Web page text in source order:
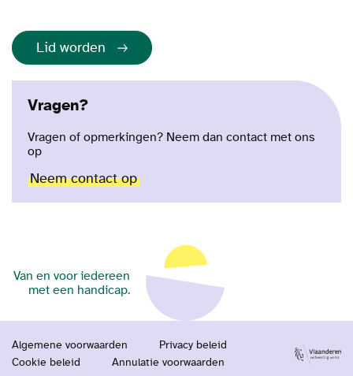
Lid worden
Vragen?
Vragen of opmerkingen? Neem dan contact met ons
op
Neem contact op
Van en voor iedereen
met een handicap.
Algemene voorwaarden
Privacy beleid
Cookie beleid
Annulatie voorwaarden